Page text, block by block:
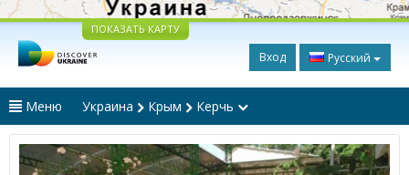
ПОКАЗАТЬ КАРТУ
Вход Русский
Меню Украина Крым Керчь